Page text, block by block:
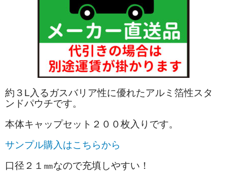
約３L入るガスバリア性に優れたアルミ箔性スタ
ンドパウチです。
本体キャップセット２００枚入りです。
サンプル購入はこちらから
口径２１㎜なので充填しやすい！